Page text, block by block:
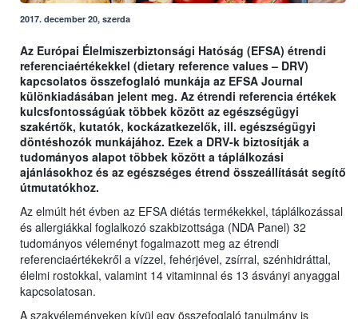
2017. december 20, szerda
Az Európai Élelmiszerbiztonsági Hatóság (EFSA) étrendi
referenciaértékekkel (dietary reference values – DRV)
kapcsolatos összefoglaló munkája az EFSA Journal
különkiadásában jelent meg. Az étrendi referencia értékek
kulcsfontosságúak többek között az egészségügyi
szakértők, kutatók, kockázatkezelők, ill. egészségügyi
döntéshozók munkájához. Ezek a DRV-k biztosítják a
tudományos alapot többek között a táplálkozási
ajánlásokhoz és az egészséges étrend összeállítását segítő
útmutatókhoz.
Az elmúlt hét évben az EFSA diétás termékekkel, táplálkozással
és allergiákkal foglalkozó szakbizottsága (NDA Panel) 32
tudományos véleményt fogalmazott meg az étrendi
referenciaértékekről a vízzel, fehérjével, zsírral, szénhidráttal,
élelmi rostokkal, valamint 14 vitaminnal és 13 ásványi anyaggal
kapcsolatosan.
A szakvéleményeken kívül egy összefoglaló tanulmány is